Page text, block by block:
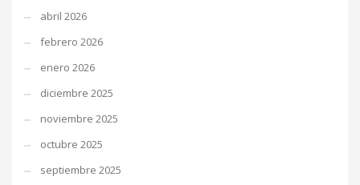
abril 2026
febrero 2026
enero 2026
diciembre 2025
noviembre 2025
octubre 2025
septiembre 2025